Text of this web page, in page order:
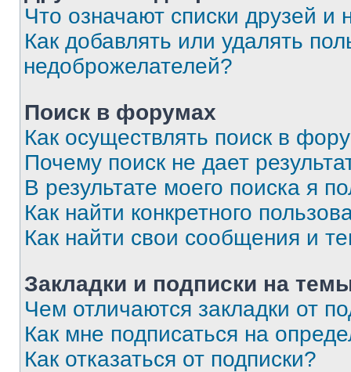
Что означают списки друзей и
Как добавлять или удалять
недоброжелателей?
Поиск в форумах
Как осуществлять поиск в
Почему поиск не дает
В результате моего поиска я
Как найти конкретного
Как найти свои сообщения и
Закладки и подписки на
Чем отличаются закладки от
Как мне подписаться на
Как отказаться от подписки?